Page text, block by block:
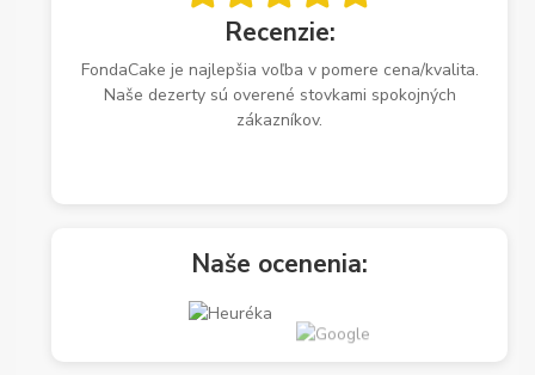
Recenzie:
FondaCake je najlepšia voľba v pomere cena/kvalita.
Naše dezerty sú overené stovkami spokojných
zákazníkov.
Naše ocenenia: